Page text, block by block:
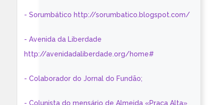
- Sorumbático http://sorumbatico.blogspot.com/
- Avenida da Liberdade
http://avenidadaliberdade.org/home#
- Colaborador do Jornal do Fundão;
- Colunista do mensário de Almeida «Praça Alta»